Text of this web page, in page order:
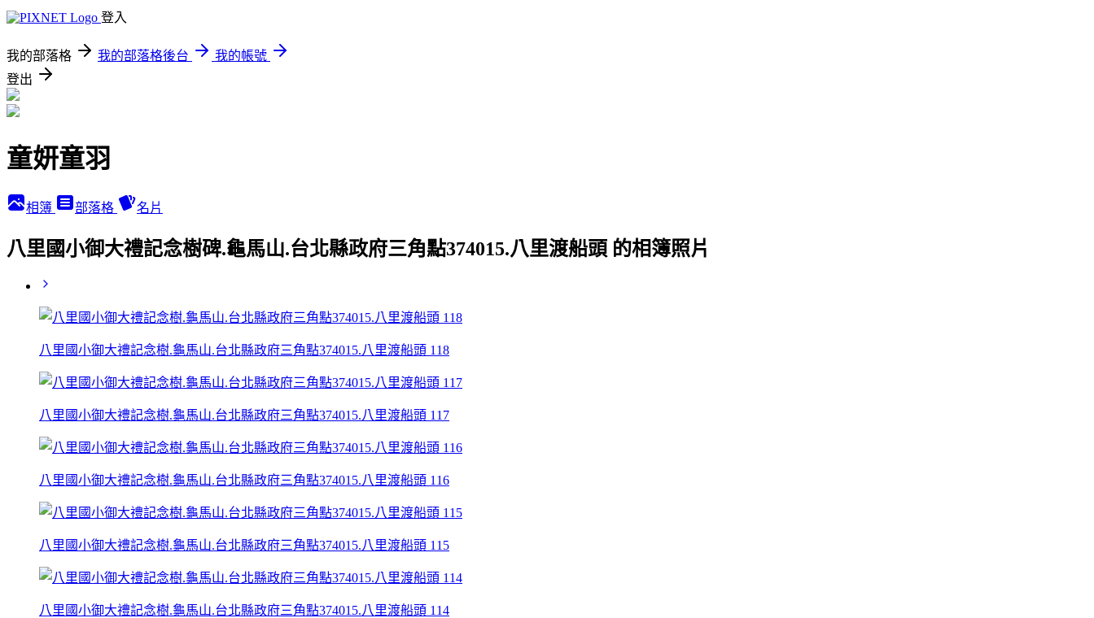
登入
我的部落格 我的部落格後台
我的帳號
登出
童妍童羽
相簿 部落格 名片
八里國小御大禮記念樹碑.龜馬山.台北縣政府三角點374015.八里渡船頭 的相簿照片
八里國小御大禮記念樹.龜馬山.台北縣政府三角點374015.八里渡船頭 118
八里國小御大禮記念樹.龜馬山.台北縣政府三角點374015.八里渡船頭 117
八里國小御大禮記念樹.龜馬山.台北縣政府三角點374015.八里渡船頭 116
八里國小御大禮記念樹.龜馬山.台北縣政府三角點374015.八里渡船頭 115
八里國小御大禮記念樹.龜馬山.台北縣政府三角點374015.八里渡船頭 114